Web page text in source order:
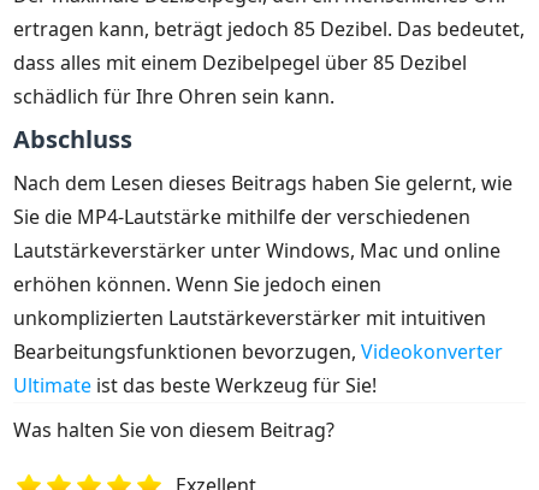
ertragen kann, beträgt jedoch 85 Dezibel. Das bedeutet,
dass alles mit einem Dezibelpegel über 85 Dezibel
schädlich für Ihre Ohren sein kann.
Abschluss
Nach dem Lesen dieses Beitrags haben Sie gelernt, wie
Sie die MP4-Lautstärke mithilfe der verschiedenen
Lautstärkeverstärker unter Windows, Mac und online
erhöhen können. Wenn Sie jedoch einen
unkomplizierten Lautstärkeverstärker mit intuitiven
Bearbeitungsfunktionen bevorzugen,Videokonverter
Ultimate ist das beste Werkzeug für Sie!
Was halten Sie von diesem Beitrag?